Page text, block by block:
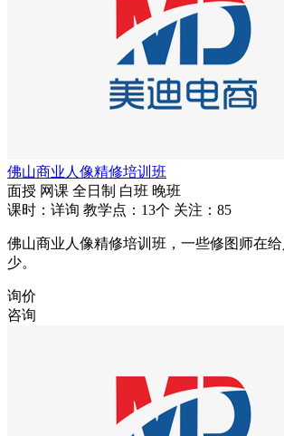
佛山商业人像精修培训班
面授 网课 全日制 白班 晚班
课时：详询 教学点：13个 关注：85
佛山商业人像精修培训班，一些修图师在
少。
询价
咨询